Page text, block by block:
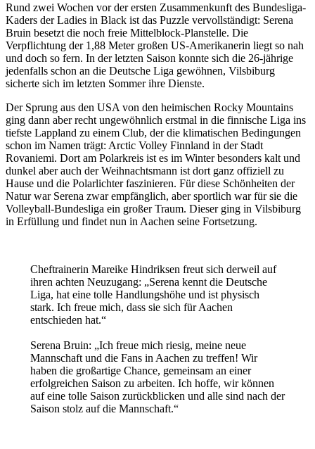
Rund zwei Wochen vor der ersten Zusammenkunft des Bundesliga-
Kaders der Ladies in Black ist das Puzzle vervollständigt: Serena
Bruin besetzt die noch freie Mittelblock-Planstelle. Die
Verpflichtung der 1,88 Meter großen US-Amerikanerin liegt so nah
und doch so fern. In der letzten Saison konnte sich die 26-jährige
jedenfalls schon an die Deutsche Liga gewöhnen, Vilsbiburg
sicherte sich im letzten Sommer ihre Dienste.
Der Sprung aus den USA von den heimischen Rocky Mountains
ging dann aber recht ungewöhnlich erstmal in die finnische Liga ins
tiefste Lappland zu einem Club, der die klimatischen Bedingungen
schon im Namen trägt: Arctic Volley Finnland in der Stadt
Rovaniemi. Dort am Polarkreis ist es im Winter besonders kalt und
dunkel aber auch der Weihnachtsmann ist dort ganz offiziell zu
Hause und die Polarlichter faszinieren. Für diese Schönheiten der
Natur war Serena zwar empfänglich, aber sportlich war für sie die
Volleyball-Bundesliga ein großer Traum. Dieser ging in Vilsbiburg
in Erfüllung und findet nun in Aachen seine Fortsetzung.
Cheftrainerin Mareike Hindriksen freut sich derweil auf
ihren achten Neuzugang: „Serena kennt die Deutsche
Liga, hat eine tolle Handlungshöhe und ist physisch
stark. Ich freue mich, dass sie sich für Aachen
entschieden hat.“
Serena Bruin: „Ich freue mich riesig, meine neue
Mannschaft und die Fans in Aachen zu treffen! Wir
haben die großartige Chance, gemeinsam an einer
erfolgreichen Saison zu arbeiten. Ich hoffe, wir können
auf eine tolle Saison zurückblicken und alle sind nach der
Saison stolz auf die Mannschaft.“